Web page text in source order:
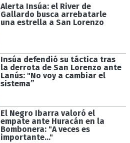
Alerta Insúa: el River de
Gallardo busca arrebatarle
una estrella a San Lorenzo
Insúa defendió su táctica tras
la derrota de San Lorenzo ante
Lanús: "No voy a cambiar el
sistema”
El Negro Ibarra valoró el
empate ante Huracán en la
Bombonera: "A veces es
importante..."